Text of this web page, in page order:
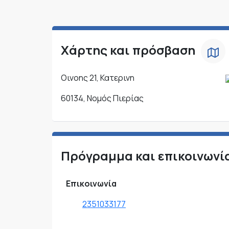
Χάρτης και πρόσβαση
Οινοης 21, Κατερινη
60134, Νομός Πιερίας
Πρόγραμμα και
Επικοινωνία
2351033177